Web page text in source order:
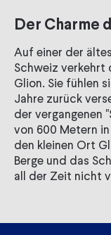
Der Charme
Auf einer der
Schweiz verkehrt
Glion. Sie fühlen
Jahre zurück
der vergangenen
von 600 Metern
den kleinen Ort
Berge und das
all der Zeit nicht